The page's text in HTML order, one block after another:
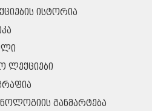
ᲘᲡᲢᲝᲠᲘᲐ
ᲚᲔᲥᲪᲘᲔᲑᲘ
ᲒᲐᲜᲛᲐᲠᲢᲔᲑᲐ